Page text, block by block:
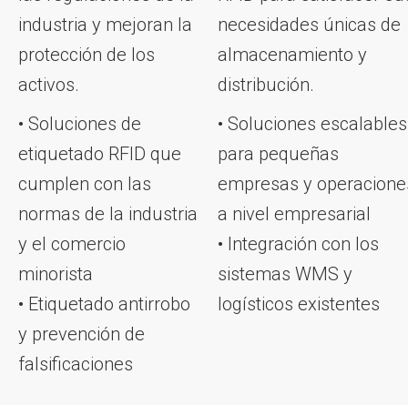
industria y mejoran la
protección de los
activos.
• Soluciones de
etiquetado RFID que
cumplen con las
normas de la industria
y el comercio
minorista
• Etiquetado antirrobo
y prevención de
falsificaciones
necesidades únicas de
almacenamiento y
distribución.
• Soluciones escalables
para pequeñas
empresas y
a nivel empresarial
• Integración con los
sistemas WMS y
logísticos existentes